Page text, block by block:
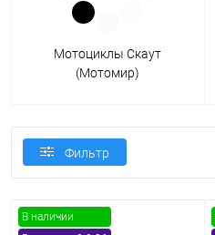
Мотоциклы Скаут
(Мотомир)
Фильтр
В наличии